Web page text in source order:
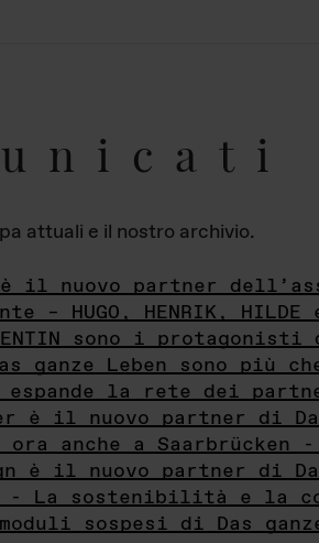
attuali e il nostro archivio.
è il nuovo partner
– HUGO, HENRIK, HILDE
sono i
ganze Leben sono
espande la rete dei
è il nuovo partner di
ora anche a
è il nuovo partner di
- La sostenibilità e la
sospesi di Das